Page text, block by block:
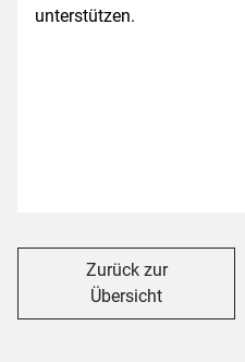
unterstützen.
Zurück zur
Übersicht